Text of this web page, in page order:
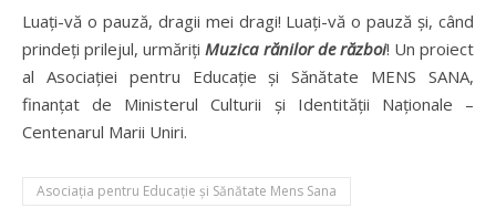
Luați-vă o pauză, dragii mei dragi! Luați-vă o pauză și, când
prindeți prilejul, urmărițiMuzica rănilor de război! Un proiect
al Asociației pentru Educație și Sănătate MENS SANA,
finanțat de Ministerul Culturii și Identității Naționale –
Centenarul Marii Uniri.
Asociația pentru Educație și Sănătate Mens Sana